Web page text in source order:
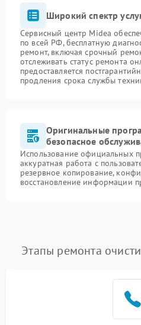
Широкий спектр
Сервисный центр Midea
по всей РФ, бесплатную
ремонт, включая срочный
отслеживать статус ремонта
предоставляется
продления срока службы
Оригинальные
безопасное
Использование официальных
аккуратная работа с
резервное копирование,
восстановление информации
Этапы ремонта